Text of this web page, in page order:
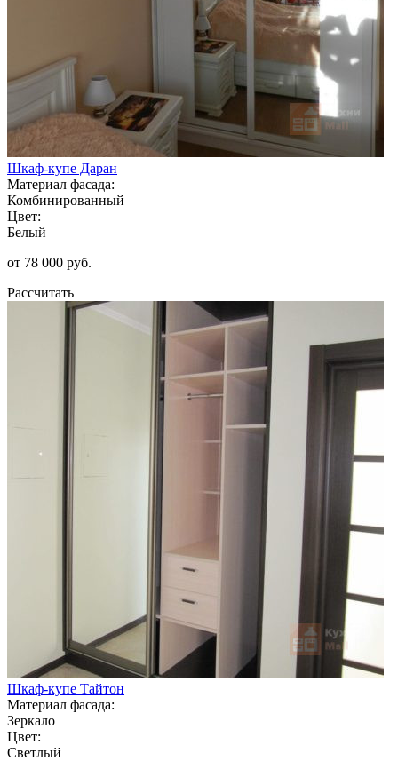
Шкаф-купе Даран
Материал фасада:
Комбинированный
Цвет:
Белый
от 78 000 руб.
Рассчитать
Шкаф-купе Тайтон
Материал фасада:
Зеркало
Цвет:
Светлый